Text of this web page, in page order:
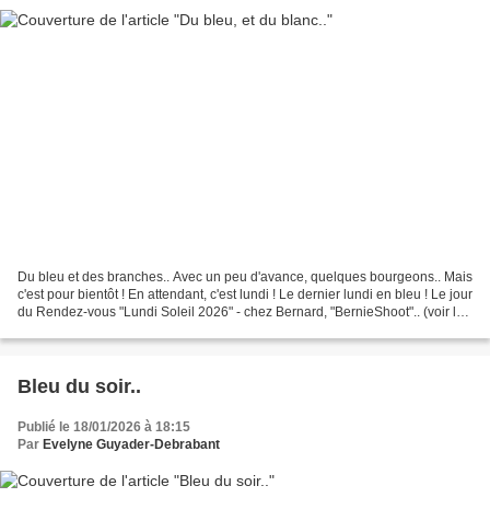
Du bleu et des branches.. Avec un peu d'avance, quelques bourgeons.. Mais
c'est pour bientôt ! En attendant, c'est lundi ! Le dernier lundi en bleu ! Le jour
du Rendez-vous "Lundi Soleil 2026" - chez Bernard, "BernieShoot".. (voir le
Bleu du soir..
Publié le 18/01/2026 à 18:15
Par Evelyne Guyader-Debrabant